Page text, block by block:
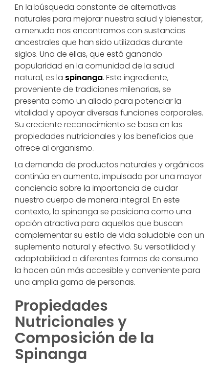
En la búsqueda constante de alternativas
naturales para mejorar nuestra salud y bienestar,
a menudo nos encontramos con sustancias
ancestrales que han sido utilizadas durante
siglos. Una de ellas, que está ganando
popularidad en la comunidad de la salud
natural, es la spinanga. Este ingrediente,
proveniente de tradiciones milenarias, se
presenta como un aliado para potenciar la
vitalidad y apoyar diversas funciones corporales.
Su creciente reconocimiento se basa en las
propiedades nutricionales y los beneficios que
ofrece al organismo.
La demanda de productos naturales y orgánicos
continúa en aumento, impulsada por una mayor
conciencia sobre la importancia de cuidar
nuestro cuerpo de manera integral. En este
contexto, la spinanga se posiciona como una
opción atractiva para aquellos que buscan
complementar su estilo de vida saludable con un
suplemento natural y efectivo. Su versatilidad y
adaptabilidad a diferentes formas de consumo
la hacen aún más accesible y conveniente para
una amplia gama de personas.
Propiedades
Nutricionales y
Composición de la
Spinanga